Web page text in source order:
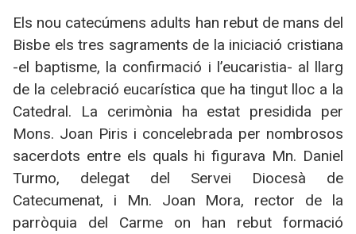
Els nou catecúmens adults han rebut de mans del
Bisbe els tres sagraments de la iniciació cristiana
-el baptisme, la confirmació i l’eucaristia- al llarg
de la celebració eucarística que ha tingut lloc a la
Catedral. La cerimònia ha estat presidida per
Mons. Joan Piris i concelebrada per nombrosos
sacerdots entre els quals hi figurava Mn. Daniel
Turmo, delegat del Servei Diocesà de
Catecumenat, i Mn. Joan Mora, rector de la
parròquia del Carme on han rebut formació